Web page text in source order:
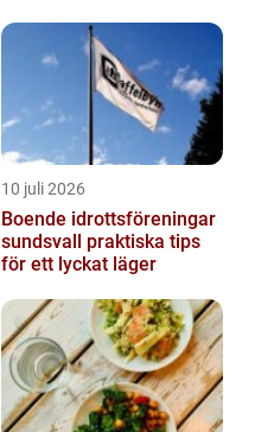
10 juli 2026
Boende idrottsföreningar
sundsvall praktiska tips
för ett lyckat läger